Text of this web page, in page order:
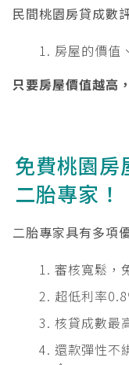
民間桃園房貸成數
房屋的價值
只要房屋價值越高
免費桃園房
二胎專家！
二胎專家具有多項
審核寬鬆，
超低利率0.8
核貸成數最
還款彈性不